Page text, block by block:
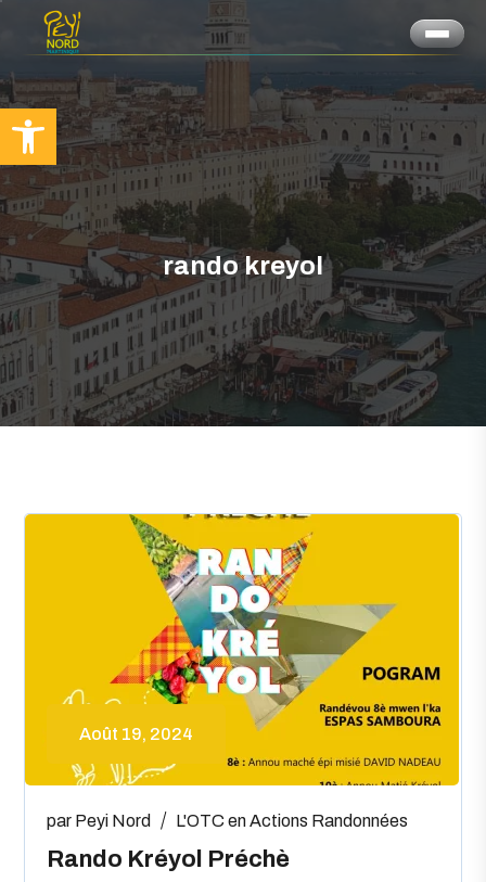
Ouvrir la barre d’outils
rando kreyol
Août 19, 2024
Rando Kréyol Préchè
par Peyi Nord L'OTC en Actions Randonnées